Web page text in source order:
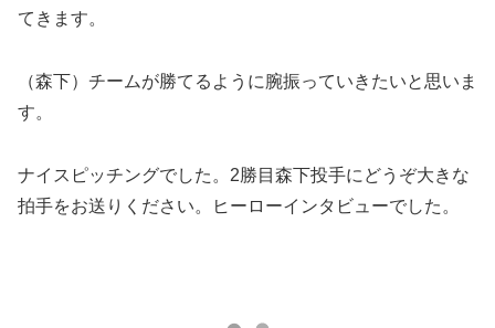
てきます。
（森下）チームが勝てるように腕振っていきたいと思いま
す。
ナイスピッチングでした。2勝目森下投手にどうぞ大きな
拍手をお送りください。ヒーローインタビューでした。